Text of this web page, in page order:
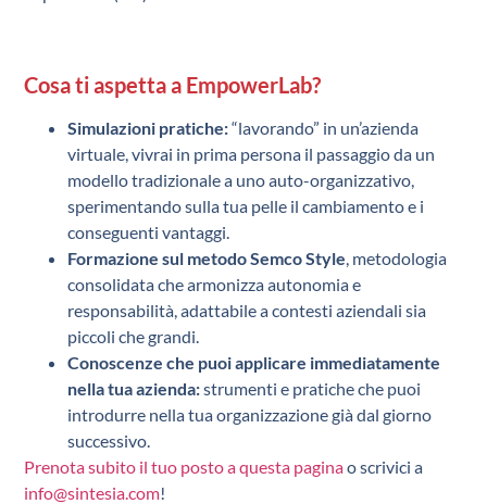
Cosa ti aspetta a EmpowerLab?
Simulazioni pratiche:“lavorando” in un’azienda
virtuale, vivrai in prima persona il passaggio da un
modello tradizionale a uno auto-organizzativo,
sperimentando sulla tua pelle il cambiamento e i
conseguenti vantaggi.
Formazione sul metodo Semco Style, metodologia
consolidata che armonizza autonomia e
responsabilità, adattabile a contesti aziendali sia
piccoli che grandi.
Conoscenze che puoi applicare immediatamente
nella tua azienda:strumenti e pratiche che puoi
introdurre nella tua organizzazione già dal giorno
successivo.
Prenota subito il tuo posto a questa paginao scrivici a
info@sintesia.com!